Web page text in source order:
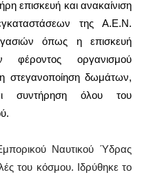
επισκευή και ανακαίνιση
της Α.Ε.Ν.
όπως η επισκευή
φέροντος οργανισμού
η στεγανοποίηση δωμάτων,
συντήρηση όλου του
Ναυτικού Ύδρας
του κόσμου. Ιδρύθηκε το